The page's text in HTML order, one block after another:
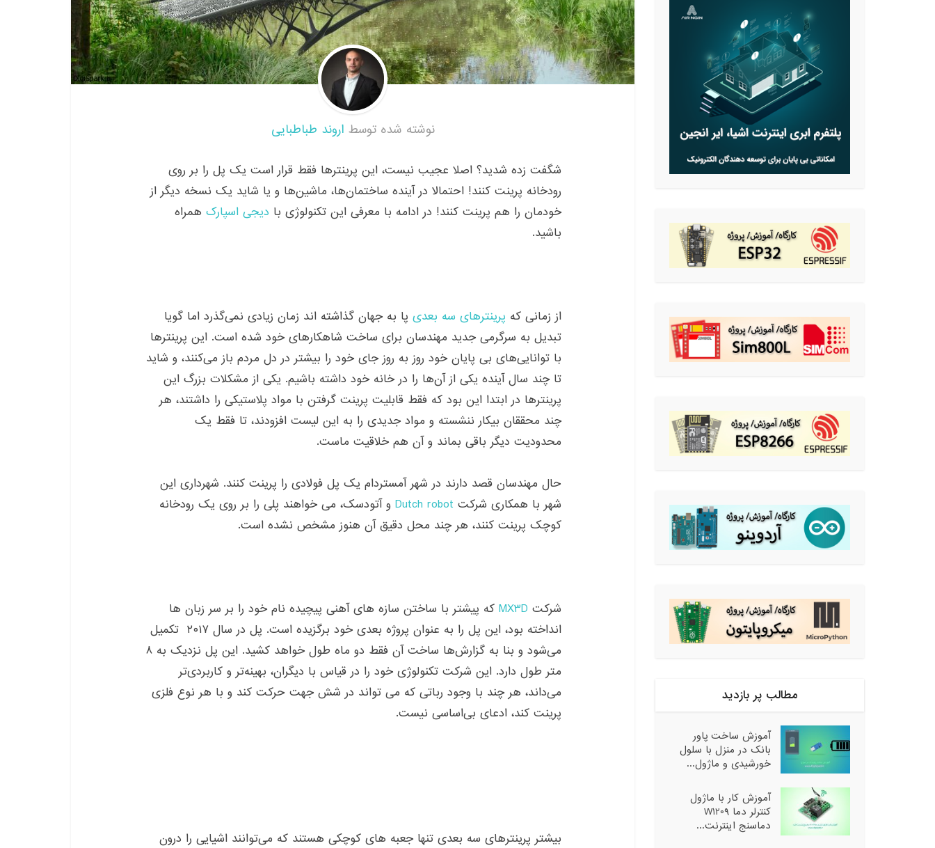
نوشته شده توسط اروند طباطبایی
شگفت زده شدید؟ اصلا عجیب نیست، این پرینترها فقط قرار است یک پل را بر روی
رودخانه پرینت کنند! احتمالا در آینده ساختمان‌ها، ماشین‌ها و یا شاید یک نسخه دیگر از
خودمان را هم پرینت کنند! در ادامه با معرفی این تکنولوژی با دیجی اسپارک همراه
باشید.
از زمانی که پرینترهای سه بعدی پا به جهان گذاشته اند زمان زیادی نمی‌گذرد اما گویا
تبدیل به سرگرمی جدید مهندسان برای ساخت شاهکارهای خود شده است. این پرینترها
با توانایی‌های بی پایان خود روز به روز جای خود را بیشتر در دل مردم باز می‌کنند، و شاید
تا چند سال آینده یکی از آن‌ها را در خانه خود داشته باشیم. یکی از مشکلات بزرگ این
پرینترها در ابتدا این بود که فقط قابلیت پرینت گرفتن با مواد پلاستیکی را داشتند، هر
چند محققان بیکار ننشسته و مواد جدیدی را به این لیست افزودند، تا فقط یک
محدودیت دیگر باقی بماند و آن هم خلاقیت ماست.
حال مهندسان قصد دارند در شهر آمستردام یک پل فولادی را پرینت کنند. شهرداری این
شهر با همکاری شرکت Dutch robot و آتودسک، می خواهند پلی را بر روی یک رودخانه
کوچک پرینت کنند، هر چند محل دقیق آن هنوز مشخص نشده است.
شرکت MX3D که پیشتر با ساختن سازه های آهنی پیچیده نام خود را بر سر زبان ها
انداخته بود، این پل را به عنوان پروژه بعدی خود برگزیده است. پل در سال ۲۰۱۷ تکمیل
می‌شود و بنا به گزارش‌ها ساخت آن فقط دو ماه طول خواهد کشید. این پل نزدیک به ۸
متر طول دارد. این شرکت تکنولوژی خود را در قیاس با دیگران، بهینه‌تر و کاربردی‌تر
می‌داند، هر چند با وجود رباتی که می تواند در شش جهت حرکت کند و با هر نوع فلزی
پرینت کند، ادعای بی‌اساسی نیست.
بیشتر پرینترهای سه بعدی تنها جعبه های کوچکی هستند که می‌توانند اشیایی را درون
مطالب پر بازدید
آموزش ساخت پاور
بانک در منزل با سلول
خورشیدی و ماژول...
آموزش کار با ماژول
کنترلر دما W1209
دماسنج اینترنت...